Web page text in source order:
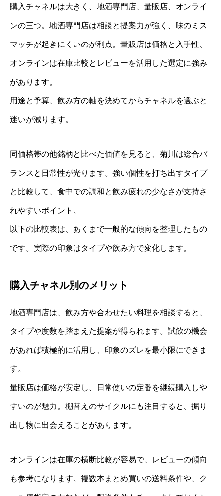
購入チャネルは大きく、地酒専門店、量販店、オンライ
ンの三つ。地酒専門店は相談と提案力が強く、味のミス
マッチが起きにくいのが利点。量販店は価格と入手性、
オンラインは在庫比較とレビューを活用した選定に強み
があります。
用途と予算、飲み方の軸を決めてからチャネルを選ぶと
迷いが減ります。
同価格帯の他銘柄と比べた価値を見ると、菊川は総合バ
ランスと日常性が光ります。強い個性を打ち出すタイプ
と比較して、食中での調和と飲み疲れの少なさが支持さ
れやすいポイント。
以下の比較表は、あくまで一般的な傾向を整理したもの
です。実際の印象はタイプや飲み方で変化します。
購入チャネル別のメリット
地酒専門店は、飲み方や合わせたい料理を相談すると、
タイプや度数を踏まえた提案が得られます。試飲の機会
があれば積極的に活用し、印象のズレを最小限にできま
す。
量販店は価格が安定し、日常使いの定番を継続購入しや
すいのが魅力。棚替えのサイクルにも注目すると、掘り
出し物に出会えることがあります。
オンラインは在庫の横断比較が容易で、レビューの傾向
も参考になります。複数本まとめ買いの送料条件や、ク